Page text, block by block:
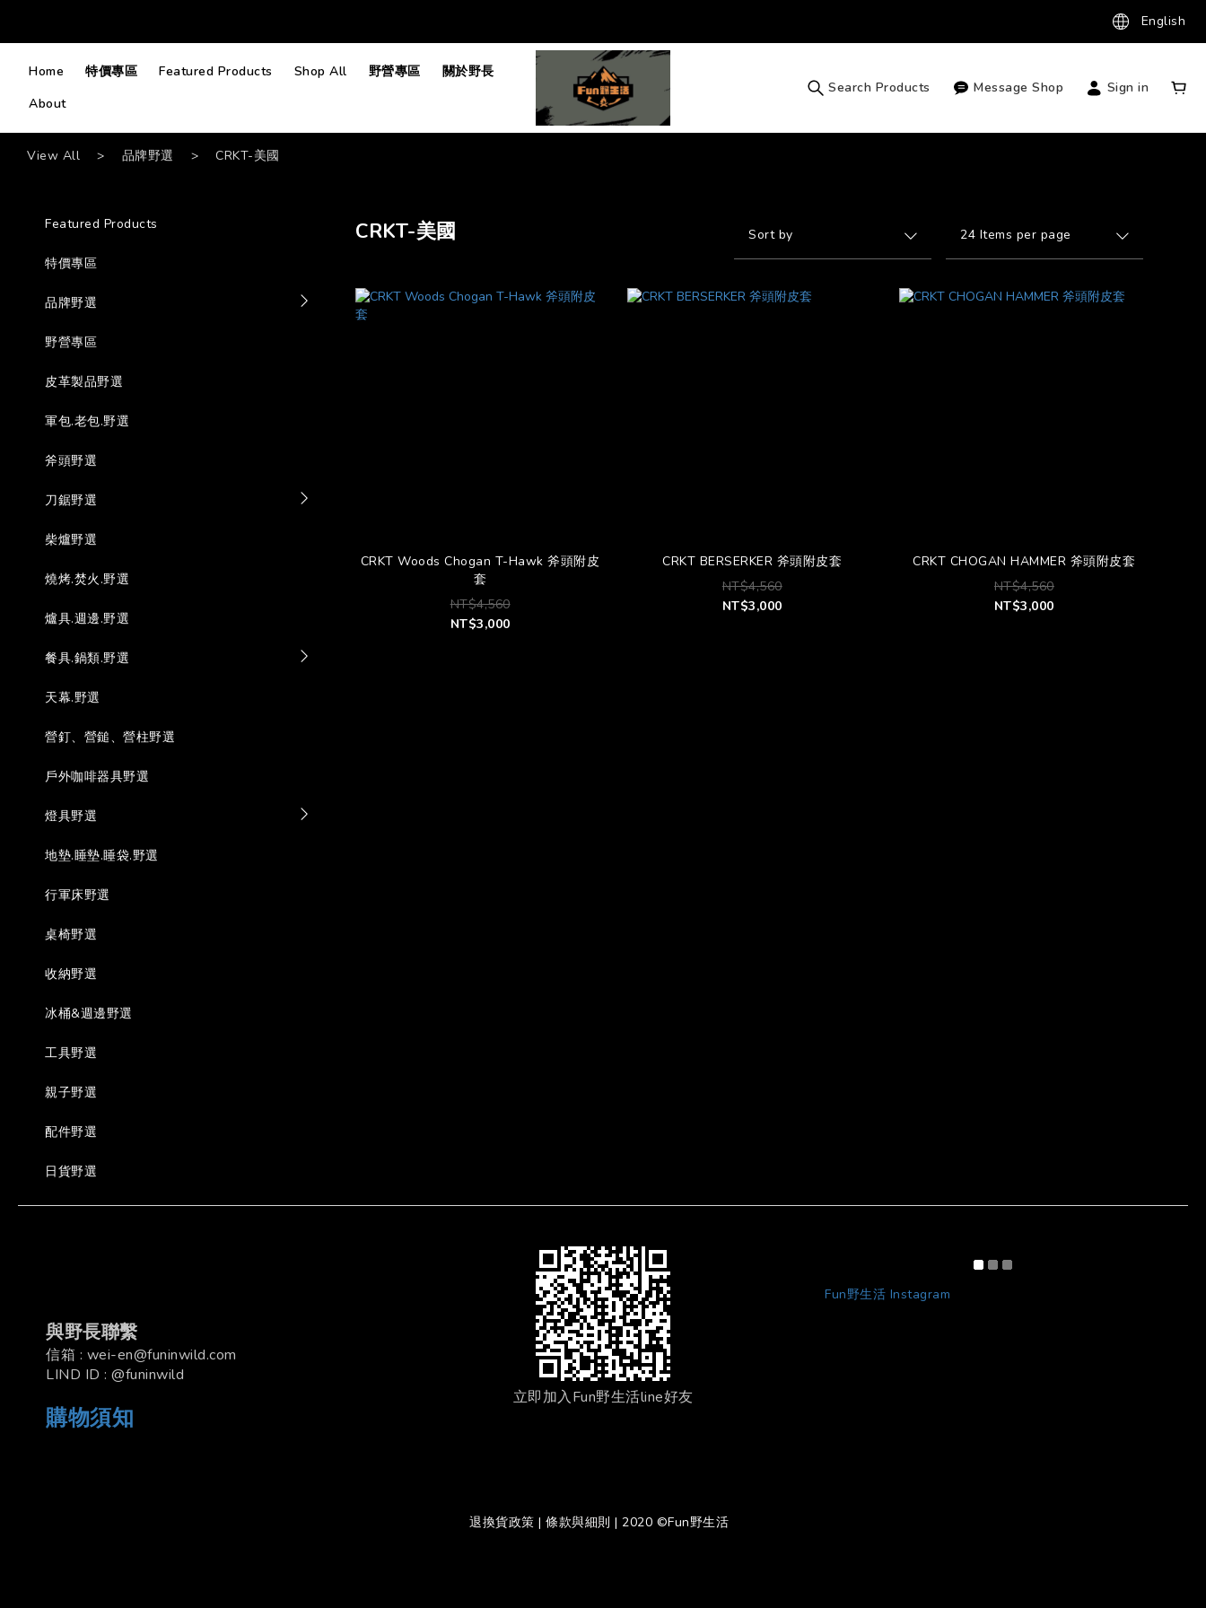
English
Home 特價專區 Featured Products Shop All 野營專區
關於野長
About
Search Products Message Shop Sign in
View All > 品牌野選 > CRKT-美國
Featured Products
特價專區
品牌野選
野營專區
皮革製品野選
軍包.老包.野選
斧頭野選
刀鋸野選
柴爐野選
燒烤.焚火.野選
爐具.週邊.野選
餐具.鍋類.野選
天幕.野選
營釘、營鎚、營柱野選
戶外咖啡器具野選
燈具野選
地墊.睡墊.睡袋.野選
行軍床野選
桌椅野選
收納野選
冰桶&週邊野選
工具野選
親子野選
配件野選
日貨野選
CRKT-美國 Sort by 24 Items per page
CRKT Woods Chogan T-Hawk 斧頭附皮
套
NT$4,560
NT$3,000
CRKT BERSERKER 斧頭附皮套
NT$4,560
NT$3,000
CRKT CHOGAN HAMMER 斧頭附皮套
NT$4,560
NT$3,000
與野長聯繫
信箱 : wei-en@funinwild.com
LIND ID : @funinwild
購物須知
立即加入Fun野生活line好友
Fun野生活 Instagram
退換貨政策 | 條款與細則 | 2020 ©Fun野生活